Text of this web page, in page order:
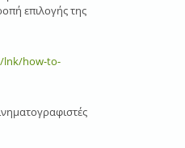
επιλογής της
lnk/how-to-